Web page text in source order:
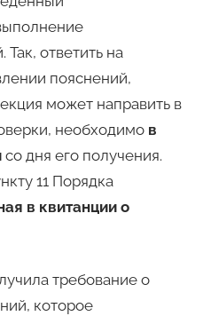
ответить на
пояснений,
может направить в
необходимо в
со дня его получения.
11 Порядка
в квитанции о
требование о
которое